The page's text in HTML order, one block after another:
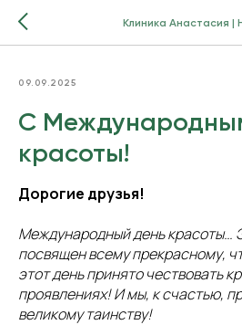
Клиника Анастасия |
09.09.2025
С
красоты!
Дорогие друзья!
Международный день красоты…
посвящен всему прекрасному,
этот день принято чествовать
проявлениях! И мы, к счастью,
великому таинству!